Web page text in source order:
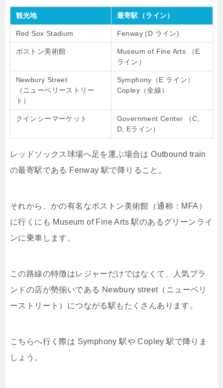
観光地 最寄駅（ライン）
Red Sox Stadium Fenway (D ライン)
ボストン美術館
Museum of Fine Arts （E
ライン）
Newbury Street
（ニューベリーストリー
ト）
Symphony（E ライン）
Copley（全線）
クインシーマーケット
Government Center （C,
D, Eライン）
レッドソックス球場へ足を運ぶ場合は Outbound train
の最寄駅である Fenway 駅で降りること。
それから、かの有名なボストン美術館（通称：MFA）
に行くにも Museum of Fine Arts 駅のあるグリーンライ
ンに乗車します。
この路線の特徴はレジャーだけではなくて、人気ブラ
ンドの店が勢揃いである Newbury street（ニューベリ
ーストリート）につながる駅もたくさんあります。
こちらへ行く際は Symphony 駅や Copley 駅で降りま
しょう。